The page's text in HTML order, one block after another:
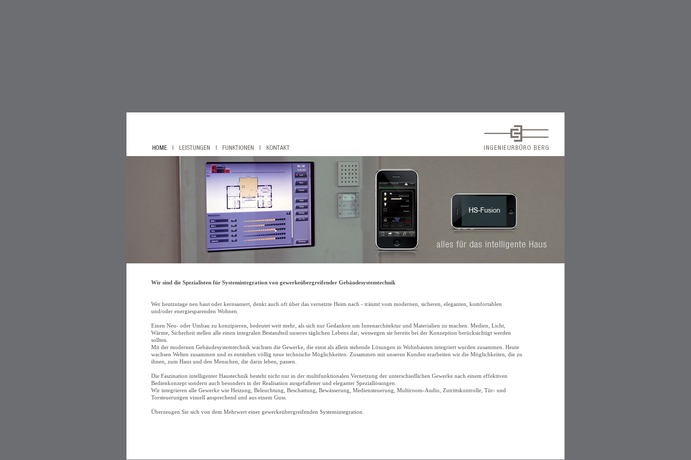
Wir sind die Spezialisten für Systemintegration von gewerkeübergreifender Gebäudesystemtechnik
Wer heutzutage neu baut oder kernsaniert, denkt auch oft über das vernetzte Heim nach - träumt vom modernen, sicheren, eleganten, komfortablen
und/oder energiesparenden Wohnen.
Einen Neu- oder Umbau zu konzipieren, bedeutet weit mehr, als sich nur Gedanken um Innenarchitektur und Materialien zu machen. Medien, Licht,
Wärme, Sicherheit stellen alle einen integralen Bestandteil unseres täglichen Lebens dar, weswegen sie bereits bei der Konzeption berücksichtigt werden
sollten.
Mit der modernen Gebäudesystemtechnik wachsen die Gewerke, die einst als allein stehende Lösungen in Wohnbauten integriert wurden zusammen. Heute
wachsen Welten zusammen und es entstehen völlig neue technische Möglichkeiten. Zusammen mit unseren Kunden erarbeiten wir die Möglichkeiten, die zu
ihnen, zum Haus und den Menschen, die darin leben, passen.
Die Faszination intelligenter Haustechnik besteht nicht nur in der multifunktionalen Vernetzung der unterschiedlichen Gewerke nach einem effektiven
Bedienkonzept sondern auch besonders in der Realisation ausgefallener und eleganter Speziallösungen.
Wir integrieren alle Gewerke wie Heizung, Beleuchtung, Beschattung, Bewässerung, Mediensteuerung, Multiroom-Audio, Zutrittskontrolle, Tür- und
Torsteuerungen visuell ansprechend und aus einem Guss.
Überzeugen Sie sich von dem Mehrwert einer gewerkeübergreifenden Systemintegration.